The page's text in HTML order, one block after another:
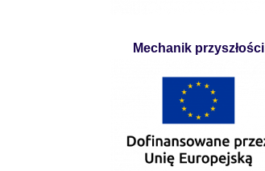
Mechanik przyszłości